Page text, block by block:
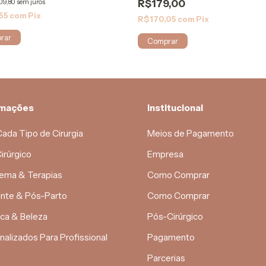
sem juros
com Pix
R$179,00
R$170,05 com Pix
Comprar
Tipo de Cirurgia
& Terapias
& Pós-Parto
& Beleza
Para Profissional
Institucional
Meios de Pagamento
Empresa
Como Comprar
Como Comprar
Pós-Cirúrgico
Pagamento
Parcerias